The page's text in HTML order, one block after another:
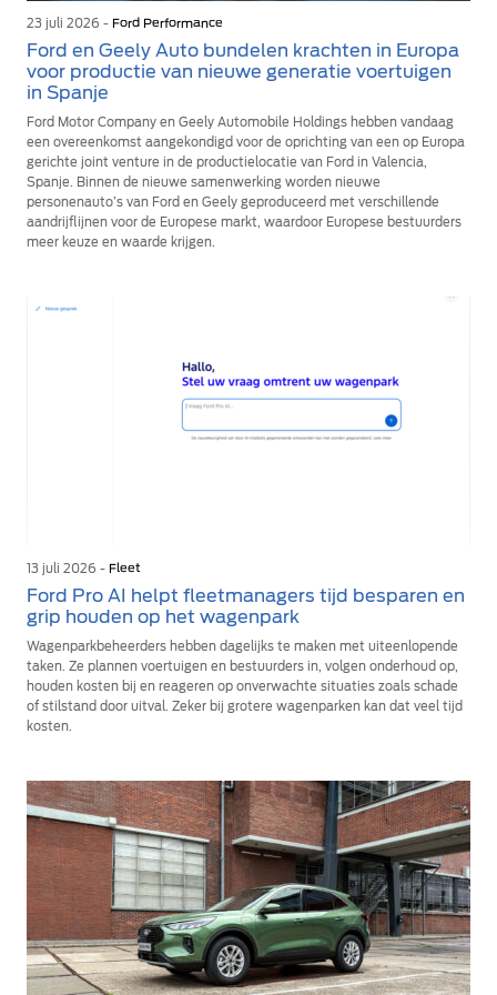
23 juli 2026 - Ford Performance
Ford en Geely Auto bundelen krachten in Europa
voor productie van nieuwe generatie voertuigen
in Spanje
Ford Motor Company en Geely Automobile Holdings hebben vandaag
een overeenkomst aangekondigd voor de oprichting van een op Europa
gerichte joint venture in de productielocatie van Ford in Valencia,
Spanje. Binnen de nieuwe samenwerking worden nieuwe
personenauto’s van Ford en Geely geproduceerd met verschillende
aandrijflijnen voor de Europese markt, waardoor Europese bestuurders
meer keuze en waarde krijgen.
13 juli 2026 - Fleet
Ford Pro AI helpt fleetmanagers tijd besparen en
grip houden op het wagenpark
Wagenparkbeheerders hebben dagelijks te maken met uiteenlopende
taken. Ze plannen voertuigen en bestuurders in, volgen onderhoud op,
houden kosten bij en reageren op onverwachte situaties zoals schade
of stilstand door uitval. Zeker bij grotere wagenparken kan dat veel tijd
kosten.